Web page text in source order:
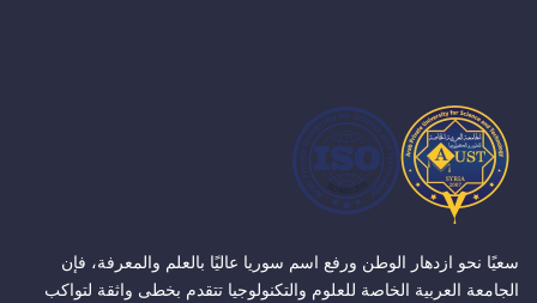
سعيًا نحو ازدهار الوطن ورفع اسم سوريا عاليًا بالعلم والمعرفة، فإن
الجامعة العربية الخاصة للعلوم والتكنولوجيا تتقدم بخطى واثقة لتواكب